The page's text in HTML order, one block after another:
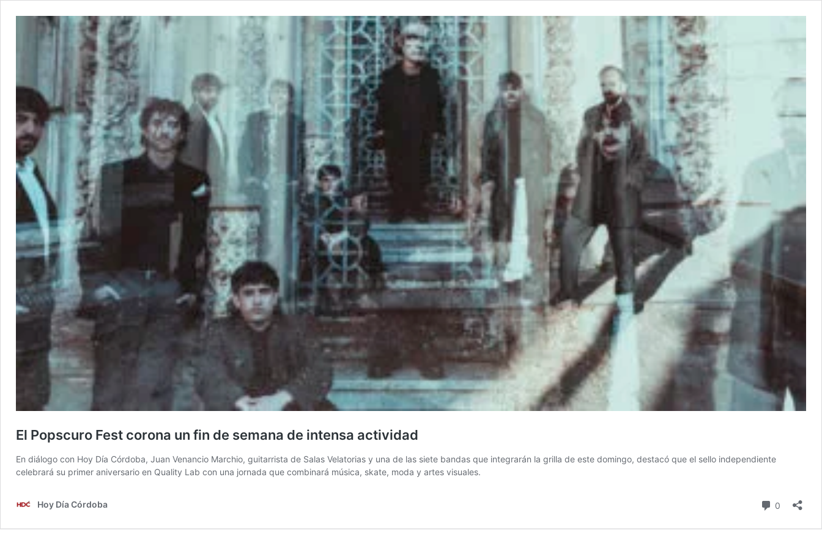
El Popscuro Fest corona un fin de semana de intensa actividad
En diálogo con Hoy Día Córdoba, Juan Venancio Marchio, guitarrista de Salas Velatorias y una de las siete bandas que integrarán la grilla de este domingo, destacó que el sello independiente
celebrará su primer aniversario en Quality Lab con una jornada que combinará música, skate, moda y artes visuales.
Hoy Día Córdoba 0